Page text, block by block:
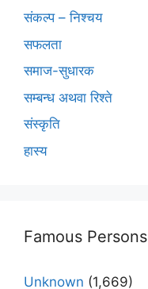
संकल्प – निश्चय
सफलता
समाज-सुधारक
सम्बन्ध अथवा रिश्ते
संस्कृति
हास्य
Famous Persons
Unknown (1,669)